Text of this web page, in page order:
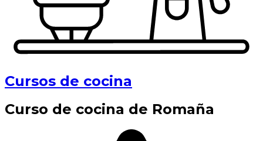
Cursos de cocina
Curso de cocina de Romaña